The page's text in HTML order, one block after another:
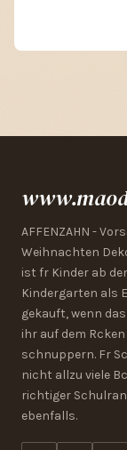
AFFENZAHN -
Weihnachten
ist fr Kinder ab
Kindergarten als
gekauft, wenn
ihr auf dem
schnuppern. Fr
nicht allzu viele
richtiger
ebenfalls.